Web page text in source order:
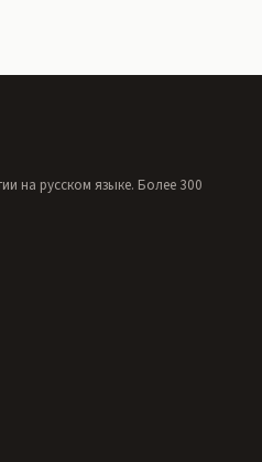
на русском языке. Более 300